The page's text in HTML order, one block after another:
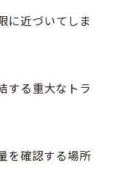
に近づいてしま
する重大なトラ
を確認する場所